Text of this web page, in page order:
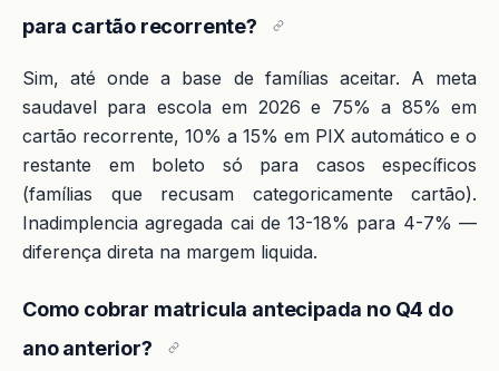
para cartão recorrente?
Sim, até onde a base de famílias aceitar. A meta
saudavel para escola em 2026 e 75% a 85% em
cartão recorrente, 10% a 15% em PIX automático e o
restante em boleto só para casos específicos
(famílias que recusam categoricamente cartão).
Inadimplencia agregada cai de 13-18% para 4-7% —
diferença direta na margem liquida.
Como cobrar matricula antecipada no Q4 do
ano anterior?